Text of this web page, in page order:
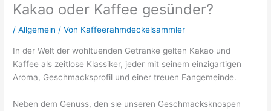
Kakao oder Kaffee gesünder?
/Allgemein / Von Kaffeerahmdeckelsammler
In der Welt der wohltuenden Getränke gelten Kakao und
Kaffee als zeitlose Klassiker, jeder mit seinem einzigartigen
Aroma, Geschmacksprofil und einer treuen Fangemeinde.
Neben dem Genuss, den sie unseren Geschmacksknospen